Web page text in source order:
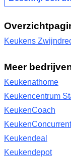
Keukens
Meer
Keukenathome
Keukencentrum
KeukenCoach
KeukenConcurrent
Keukendeal
Keukendepot